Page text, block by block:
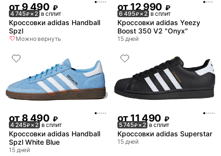
от9 490 ₽
4 745₽× 2 в сплит
Кроссовки adidas Handball
Spzl
Можно вернуть
от12 990 ₽
6 495₽× 2 в сплит
Кроссовки adidas Yeezy
Boost 350 V2 "Onyx"
15 дней
от 8 490 ₽
4 245₽× 2 в сплит
Кроссовки adidas Handball
Spzl White Blue
15 дней
от 11 490 ₽
5 745₽× 2 в сплит
Кроссовки adidas Superstar
15 дней